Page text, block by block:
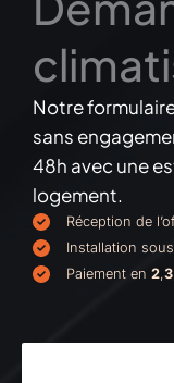
Notre
sans
48h avec une
logement.
Réception de
Installation sous
Paiement en 2,3